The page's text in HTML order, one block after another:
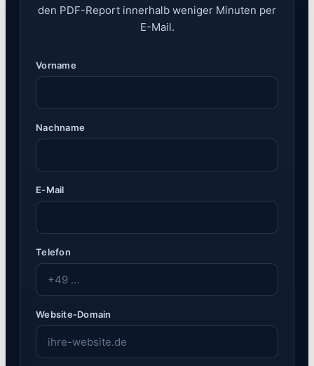
den PDF-Report innerhalb weniger Minuten per
E-Mail.
Vorname
Nachname
E-Mail
Telefon
Website-Domain